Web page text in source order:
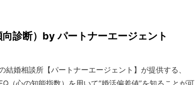
診断）by パートナーエージェント
結婚相談所【パートナーエージェント】が提供する、
（心の知能指数）を用いて“婚活偏差値”を知ることが可